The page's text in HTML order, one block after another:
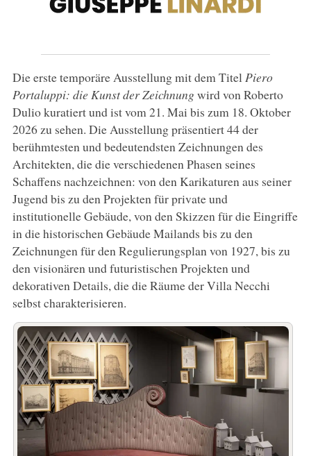
Die erste temporäre Ausstellung mit dem Titel Piero
Portaluppi: die Kunst der Zeichnungwird von Roberto
Dulio kuratiert und ist vom 21. Mai bis zum 18. Oktober
2026 zu sehen. Die Ausstellung präsentiert 44 der
berühmtesten und bedeutendsten Zeichnungen des
Architekten, die die verschiedenen Phasen seines
Schaffens nachzeichnen: von den Karikaturen aus seiner
Jugend bis zu den Projekten für private und
institutionelle Gebäude, von den Skizzen für die Eingriffe
in die historischen Gebäude Mailands bis zu den
Zeichnungen für den Regulierungsplan von 1927, bis zu
den visionären und futuristischen Projekten und
dekorativen Details, die die Räume der Villa Necchi
selbst charakterisieren.